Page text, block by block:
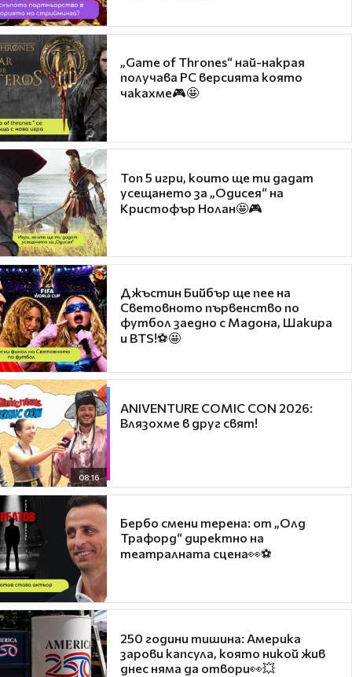
„Game of Thrones“ най-накрая
получава PC версията която
чакахме🎮🤩
Топ 5 игри, които ще ти дадат
усещането за „Одисея“ на
Кристофър Нолан🤩🎮
Джъстин Бийбър ще пее на
Световното първенство по
футбол заедно с Мадона, Шакира
и BTS!⚽🤩
08:16
ANIVENTURE COMIC CON 2026:
Влязохме в друг свят!
Бербо смени терена: от „Олд
Трафорд“ директно на
театралната сцена👀⚽
250 години тишина: Америка
зарови капсула, която никой жив
днес няма да отвори👀💥